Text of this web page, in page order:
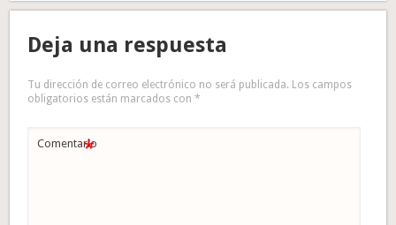
Deja una respuesta
Tu dirección de correo electrónico no será publicada. Los campos
obligatorios están marcados con*
Comentario
*